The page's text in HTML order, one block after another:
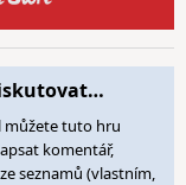
můžete tuto hru
komentář,
seznamů (vlastním,